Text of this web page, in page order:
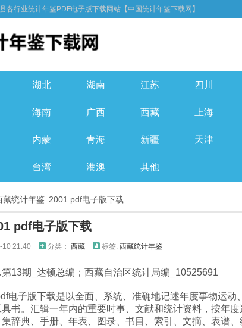
各行业统计年鉴PDF电子版下载网站【中国统计年鉴下载网】
湖北 湖南 江苏 四川
海南 广西 西藏 上海
内蒙 青海 新疆 天津
台湾 港澳 其他
藏统计年鉴 2001 pdf电子版下载
pdf电子版下载
10 21:40 分类： 西藏 标签: 西藏统计年鉴
13期_达顿总编；西藏自治区统计局编_10525691
电子版下载是以全面、系统、准确地记述年度事物运动
书。汇辑一年内的重要时事、文献和统计资料，按年度
辞典、手册、年表、图录、书目、索引、文摘、表谱、